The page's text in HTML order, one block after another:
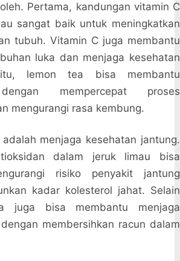
Pertama, kandungan vitamin C
sangat baik untuk meningkatkan
tubuh. Vitamin C juga membantu
luka dan menjaga kesehatan
lemon tea bisa membantu
mempercepat proses
mengurangi rasa kembung.
menjaga kesehatan jantung.
dalam jeruk limau bisa
risiko penyakit jantung
kadar kolesterol jahat. Selain
juga bisa membantu menjaga
membersihkan racun dalam